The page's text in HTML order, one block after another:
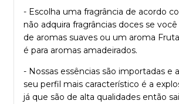
- Escolha uma fragrância de acordo
não adquira fragrâncias doces se
de aromas suaves ou um aroma
é para aromas amadeirados.
- Nossas essências são importadas e
seu perfil mais característico é a
já que são de alta qualidades então